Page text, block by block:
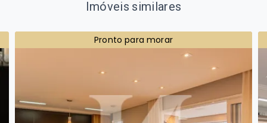
Imóveis similares
Pronto para morar